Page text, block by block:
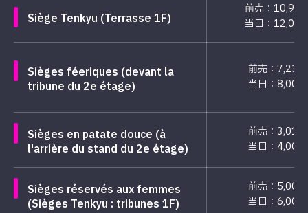
Siège Tenkyu (Terrasse 1F)
前売：
当日：
Sièges féeriques (devant la
tribune du 2e étage)
前売：7,230
当日：8,000
Sièges en patate douce (à
l'arrière du stand du 2e étage)
前売：3,011
当日：4,000
Sièges réservés aux femmes
(Sièges Tenkyu : tribunes 1F)
前売：5,000
当日：6,000